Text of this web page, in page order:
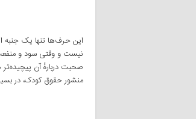
این حرف‌ها تنها یک جنبه
نیست و وقتی سود و منفعت
صحبت دربارهٔ آن
منشور حقوق کودک، در